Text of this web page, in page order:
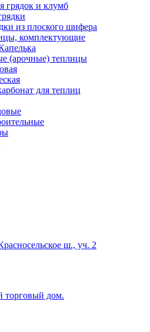
грядок и клумб
из плоского шифера
комплектующие
(арочные) теплицы
для теплиц
ш., уч. 2